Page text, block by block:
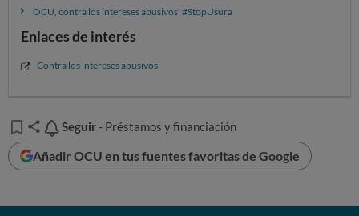
OCU, contra los intereses abusivos: #StopUsura
Enlaces de interés
Contra los intereses abusivos
Seguir
Seguir - Préstamos y financiación
Añadir OCU en tus fuentes favoritas de Google